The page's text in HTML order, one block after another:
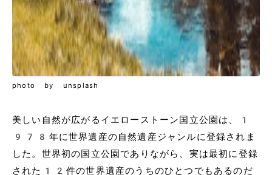
photo by unsplash
美しい自然が広がるイエローストーン国立公園は、1
978年に世界遺産の自然遺産ジャンルに登録されま
した。世界初の国立公園でありながら、実は最初に登録
された12件の世界遺産のうちのひとつでもあるのだ